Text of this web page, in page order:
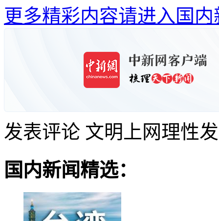
更多精彩内容请进入国内
发表评论 文明上网理性
国内新闻精选：